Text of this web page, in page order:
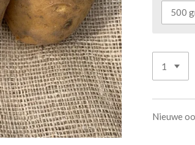
Nieuwe